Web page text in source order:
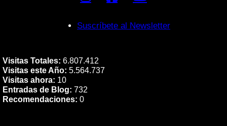
Suscríbete al Newsletter
Visitas Totales: 6.807.412
Visitas este Año: 5.564.737
Visitas ahora: 10
Entradas de Blog: 732
Recomendaciones: 0